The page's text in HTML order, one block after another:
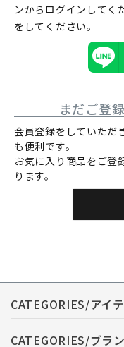
ンからログインしてく
をしてください。
まだご登
会員登録をしていただ
も便利です。
お気に入り商品をご登
ります。
CATEGORIES/アイ
CATEGORIES/ブラ